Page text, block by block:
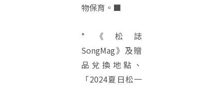
物保育。■
*《松誌
SongMag》及贈
品兌換地點、
「2024夏日松一